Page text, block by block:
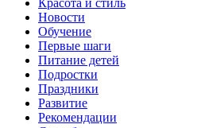
Новости
Обучение
Первые шаги
Питание детей
Подростки
Праздники
Развитие
Рекомендации